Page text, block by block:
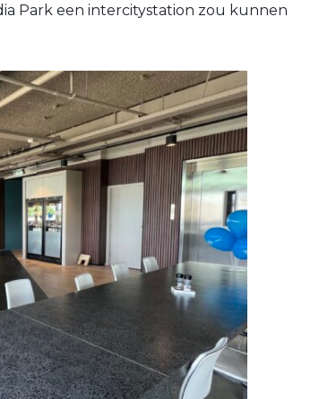
Park een intercitystation zou kunnen